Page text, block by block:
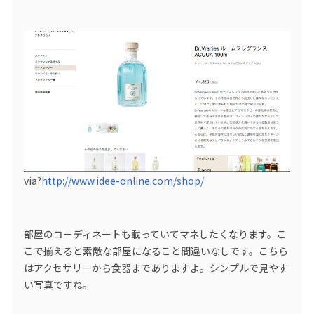
via?http://www.idee-online.com/shop/
部屋のコーディネートも載っていてマネしたくなります。こ
こで揃えると素敵な部屋になること間違いなしです。こちら
はアクセサリーから食器までありますよ。シンプルで見やす
い写真ですね。